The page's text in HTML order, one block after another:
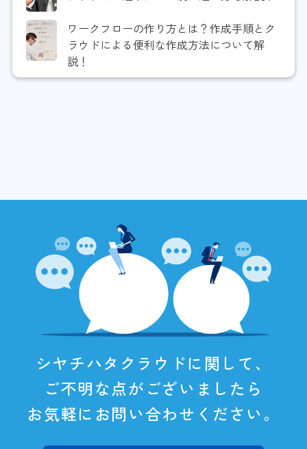
ワークフローの作り方とは？作成手順とク
ラウドによる便利な作成方法について解
説！
シヤチハタクラウドに関して、
ご不明な点がございましたら
お気軽にお問い合わせください。